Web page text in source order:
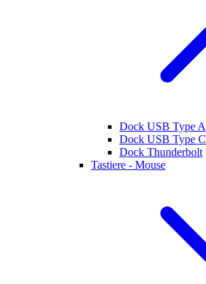
Dock USB Type A
Dock USB Type C
Dock Thunderbolt
Tastiere - Mouse